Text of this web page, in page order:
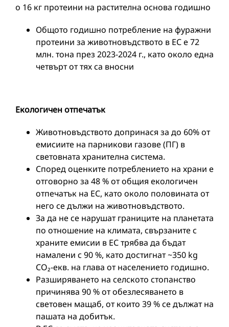
o 16 кг протеини на растителна основа годишно
Общото годишно потребление на фуражни
протеини за животновъдството в ЕС е 72
млн. тона през 2023-2024 г., като около една
четвърт от тях са вносни
Екологичен отпечатък
Животновъдството допринася за до 60% от
емисиите на парникови газове (ПГ) в
световната хранителна система.
Според оценките потреблението на храни е
отговорно за 48 % от общия екологичен
отпечатък на ЕС, като около половината от
него се дължи на животновъдството.
За да не се нарушат границите на планетата
по отношение на климата, свързаните с
храните емисии в ЕС трябва да бъдат
намалени с 90 %, като достигнат ~350 kg
CO₂-екв. на глава от населението годишно.
Разширяването на селското стопанство
причинява 90 % от обезлесяването в
световен мащаб, от които 39 % се дължат на
пашата на добитък.